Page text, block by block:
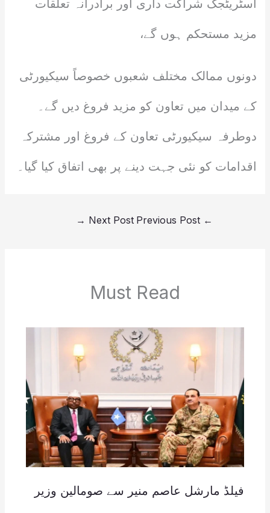
اسٹریٹجک شراکت داری اور برادرانہ تعلقات
مزید مستحکم ہوں گے،
دونوں ممالک مختلف شعبوں خصوصاً سیکیورٹی
کے میدان میں تعاون کو مزید فروغ دیں گے۔
دوطرفہ سیکیورٹی تعاون کے فروغ اور مشترکہ
اقدامات کو نئی جہت دینے پر بھی اتفاق کیا گیا۔
←
Next Post
→
Must Read
فیلڈ مارشل عاصم منیر سے صومالین وزیر